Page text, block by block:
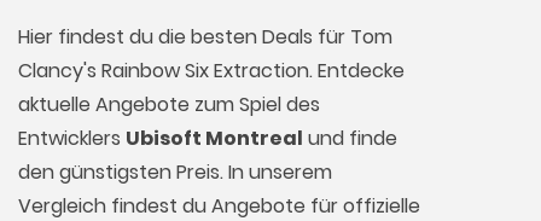
Hier findest du die besten Deals für Tom
Clancy's Rainbow Six Extraction. Entdecke
aktuelle Angebote zum Spiel des
Entwicklers Ubisoft Montreal und finde
den günstigsten Preis. In unserem
Vergleich findest du Angebote für offizielle